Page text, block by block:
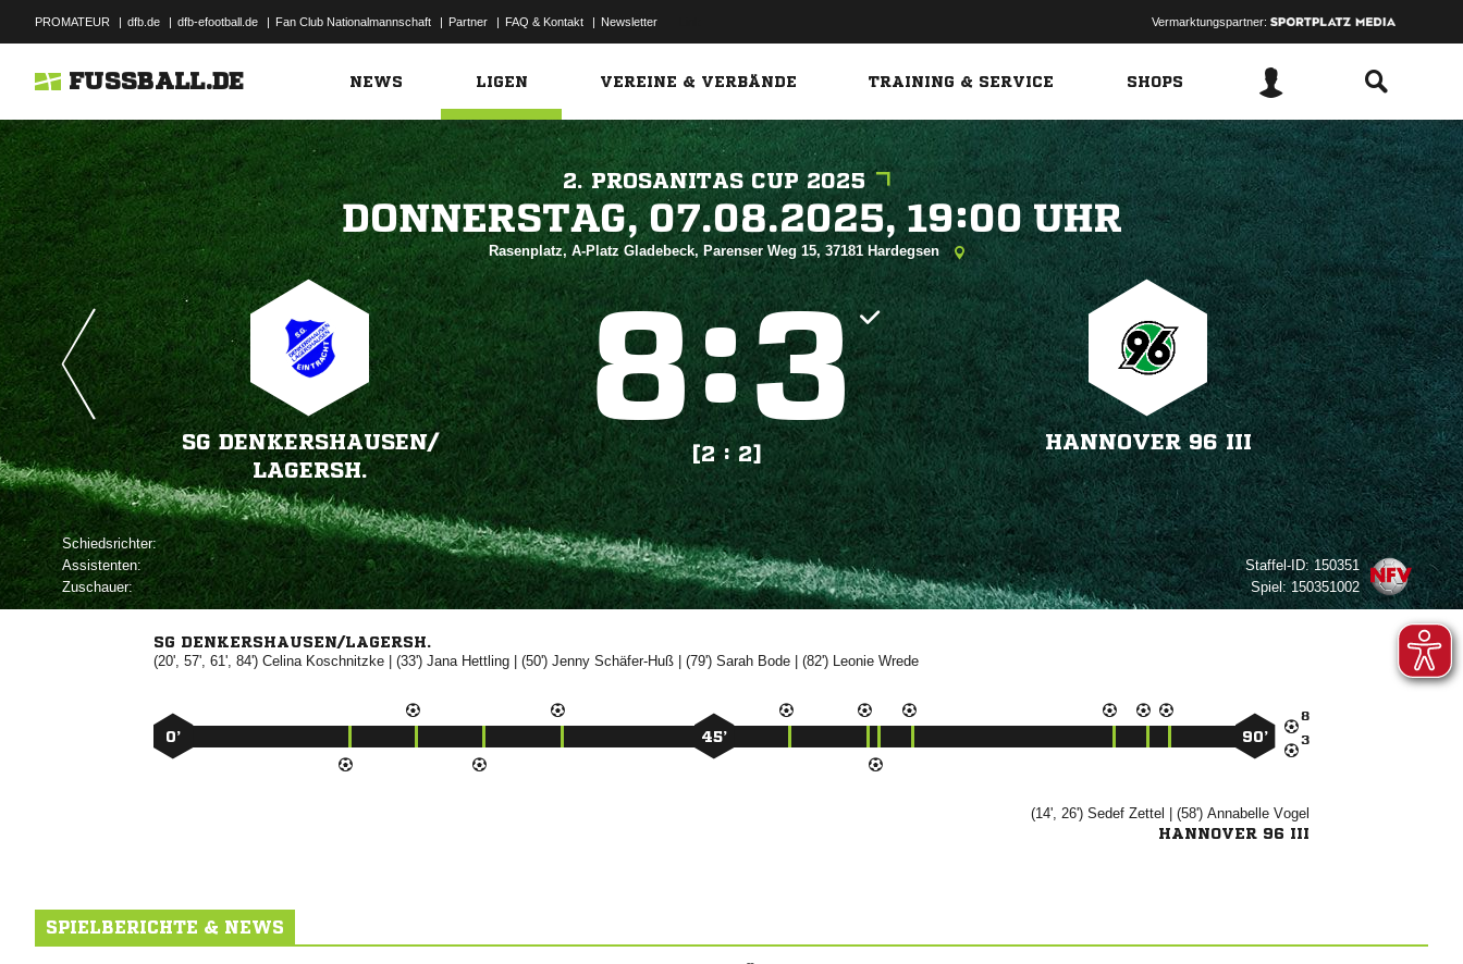
PROMATEUR | dfb.de | dfb-efootball.de | Fan Club Nationalmannschaft | Partner | FAQ & Kontakt | Newsletter Vermarktungspartner:
FUSSBALL.DE NEWS LIGEN VEREINE & VERBÄNDE TRAINING & SERVICE SHOPS
2. PROSANITAS CUP 2025
   
Rasenplatz, A-Platz Gladebeck, Parenser Weg 15, 37181 Hardegsen
SG DENKERSHAUSEN/​
LAGERSH.
:
[2 : 2]
HANNOVER 96 III
Schiedsrichter:
Assistenten:
Zuschauer:
Staffel-ID:150351
Spiel:150351002
SG DENKERSHAUSEN/LAGERSH.
(20', 57', 61', 84') | (33') | (50') | (79') | (82') 


0’ 45’ 90’
(14', 26')  | (58') 
HANNOVER 96 III
SPIELBERICHTE & NEWS